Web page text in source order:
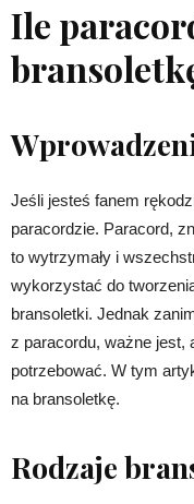
Ile
Jeśli jesteś fanem
paracordzie. Paracord,
to wytrzymały i
wykorzystać do
bransoletki. Jednak
z paracordu, ważne jest,
potrzebować. W tym
na bransoletkę.
Rodzaje